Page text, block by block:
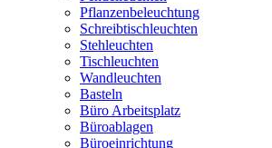
Pflanzenbeleuchtung
Schreibtischleuchten
Stehleuchten
Tischleuchten
Wandleuchten
Basteln
Büro Arbeitsplatz
Büroablagen
Büroeinrichtung